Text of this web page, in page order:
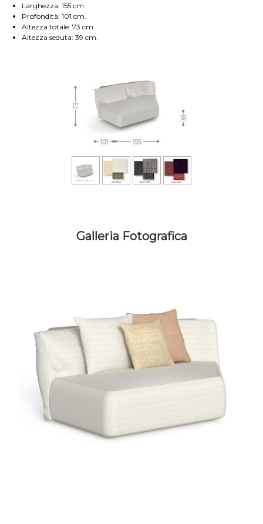
Larghezza: 155 cm.
Profondità: 101 cm.
Altezza totale: 73 cm.
Altezza seduta: 39 cm.
Galleria Fotografica